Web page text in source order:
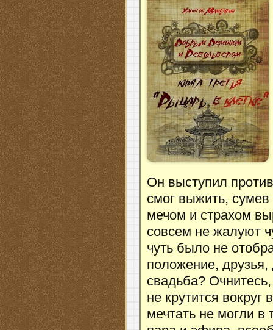
Он выступил
смог выжить, сумев
мечом и страхом
совсем не жалуют
чуть было не
положение,
свадьба?
не крутится вокруг
мечтать не могли в